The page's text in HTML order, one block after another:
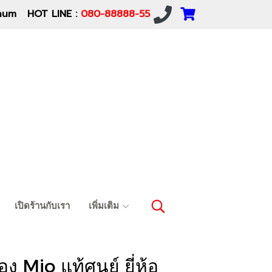
HOT LINE : 080-88888-55
เปิดร้านกับเรา เพิ่มเติม
ง Mio แท้ศูนย์ ยี่ห้อ